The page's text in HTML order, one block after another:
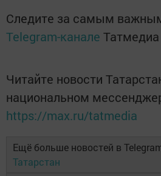
Следите за самым
Telegram-канале Татмедиа
Читайте новости
национальном
https://max.ru/tatmedia
Ещё больше новостей в
Татарстан